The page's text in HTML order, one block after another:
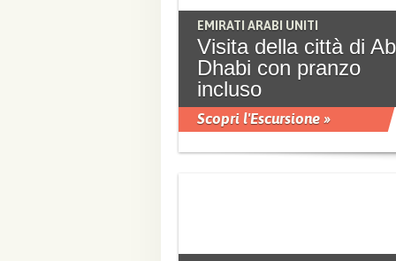
EMIRATI ARABI UNITI
Visita della città di
Dhabi con pranzo
incluso
Scopri l'Escursione »